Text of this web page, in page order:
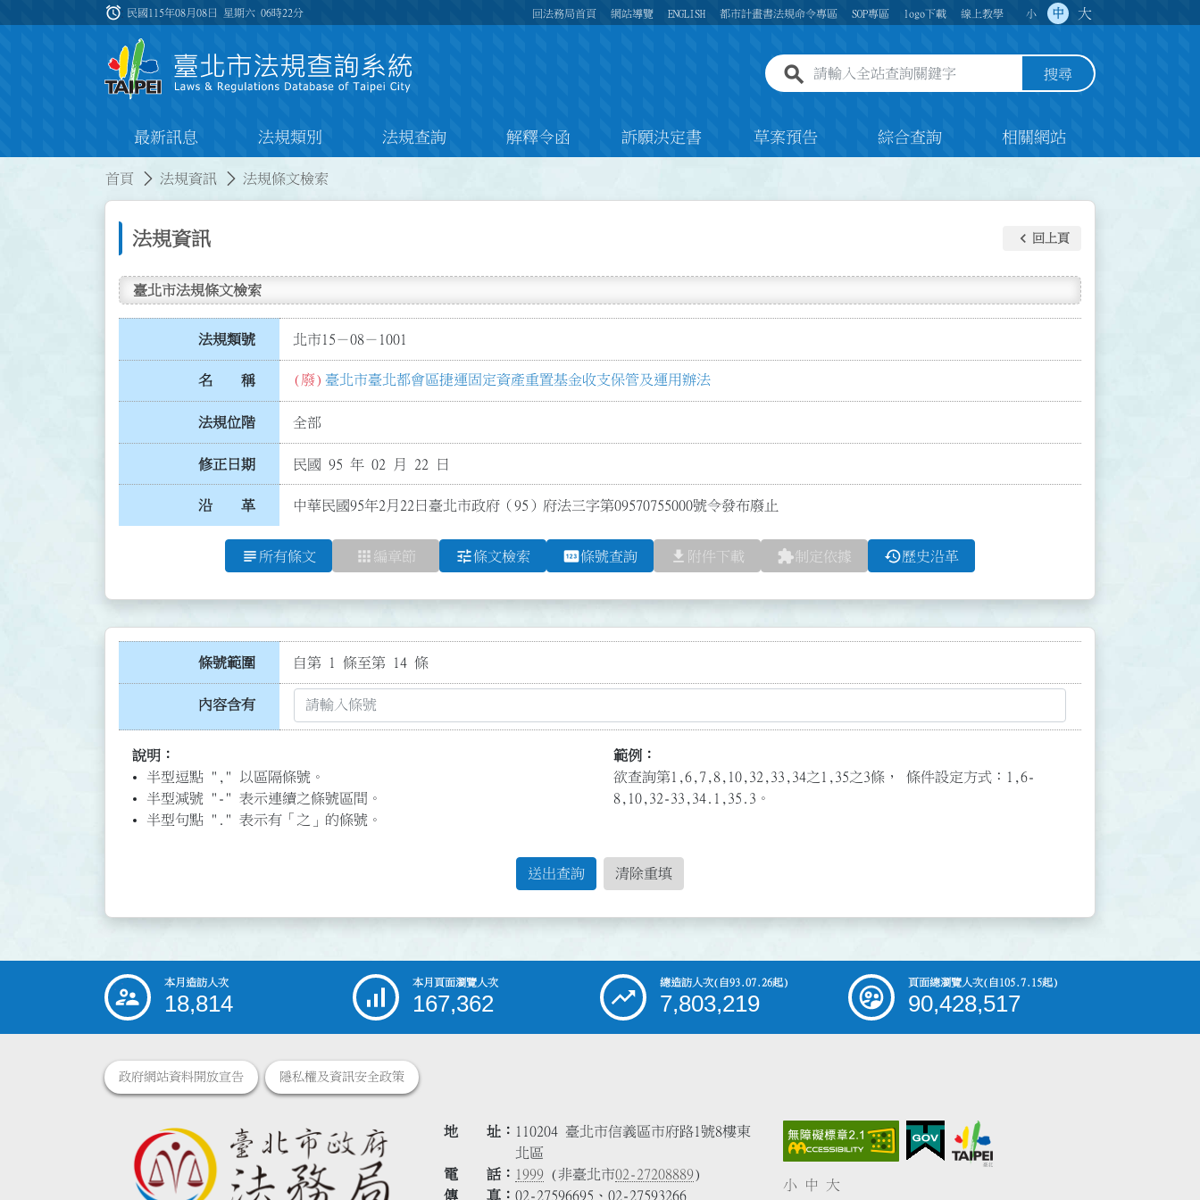
:::
alarm 民國115年08月08日 星期六06時22分 回法務局首頁 網站導覽 ENGLISH 都市計畫書法規命令專區 SOP專區 logo下載 線上教學 小 中 大
全站查詢關鍵字欄位 搜尋
最新訊息 法規類別 法規查詢 解釋令函 訴願決定書 草案預告 綜合查詢 相關網站
首頁 法規資訊 法規條文檢索
法規資訊 keyboard_arrow_left 回上頁
臺北市法規條文檢索
法規類號 北市15－08－1001
名 稱 (廢) 臺北市臺北都會區捷運固定資產重置基金收支保管及運用辦法
法規位階 全部
修正日期 民國 95 年 02 月 22 日
沿 革 中華民國95年2月22日臺北市政府（95）府法三字第09570755000號令發布廢止
subject 所有條文 apps 編章節 tune條文檢索 pin條號查詢 file_download 附件下載 extension制定依據 history歷史沿革
條號範圍 自第 1 條至第 14 條
內容含有
說明：
半型逗點 "," 以區隔條號。
半型減號 "-" 表示連續之條號區間。
半型句點 "." 表示有「之」的條號。
範例：
欲查詢第1,6,7,8,10,32,33,34之1,35之3條， 條件設定方式：1,6-
8,10,32-33,34.1,35.3。
送出查詢 清除重填
::: 本月造訪人次
18,814
本月頁面瀏覽人次
167,362
總造訪人次(自93.07.26起)
7,803,219
頁面總瀏覽人次(自105.7.15起)
90,428,517
政府網站資料開放宣告 隱私權及資訊安全政策
地 址
110204 臺北市信義區市府路1號8樓東
北區
電 話
1999 (非臺北市02-27208889)
傳 真
02-27596695、02-27593266
小 中 大